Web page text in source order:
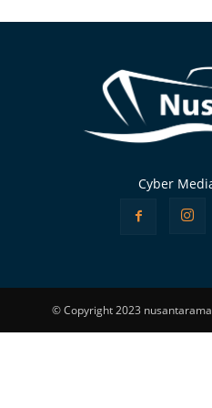
Cyber
© Copyright 2023